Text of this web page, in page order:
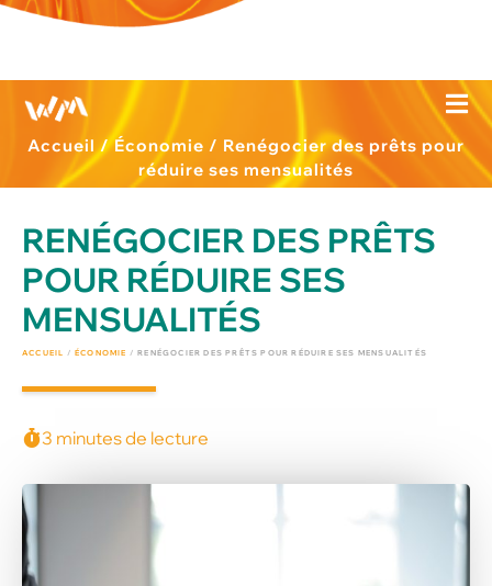
Accueil /Économie / Renégocier des prêts pour
réduire ses mensualités
RENÉGOCIER DES PRÊTS
POUR RÉDUIRE SES
MENSUALITÉS
ACCUEIL /ÉCONOMIE /RENÉGOCIER DES PRÊTS POUR RÉDUIRE SES MENSUALITÉS
3 minutes de lecture